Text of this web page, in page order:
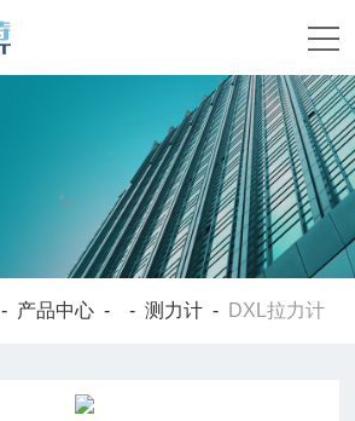
- 产品中心 - -测力计 - DXL拉力计